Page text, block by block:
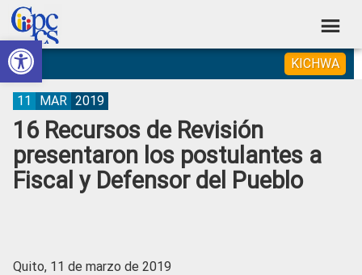
Abrir barra de herramientas
Skip
to
primary
navigation
Skip
to
main
content
Skip
to
primary
sidebar
Skip
to
footer
Consejo
de
Participación
Ciudadana
Control
Construyendo
Poder
Ciudadano
KICHWA
16 Recursos de Revisión
presentaron los postulantes a
Fiscal y Defensor del Pueblo
11 MAR 2019
Quito, 11 de marzo de 2019